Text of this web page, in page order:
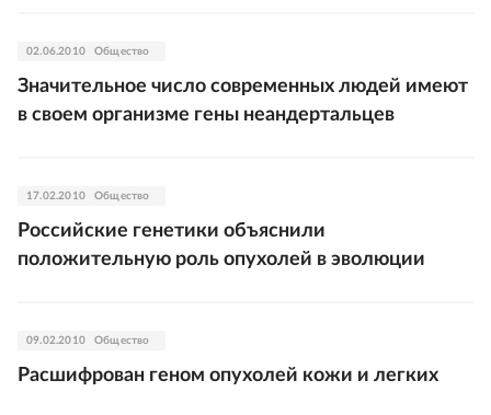
02.06.2010 Общество
Значительное число современных людей имеют
в своем организме гены неандертальцев
17.02.2010 Общество
Российские генетики объяснили
положительную роль опухолей в эволюции
09.02.2010 Общество
Расшифрован геном опухолей кожи и легких